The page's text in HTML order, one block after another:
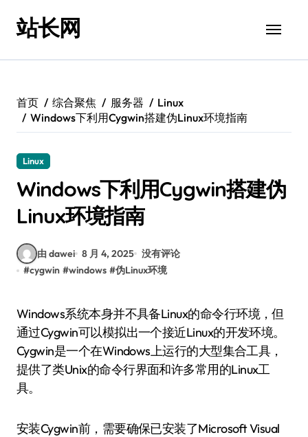
站长网
首页 综合聚焦 服务器
Linux
Windows下利用Cygwin搭建伪Linux环境指南
Linux
Windows下利用Cygwin搭建伪
Linux环境指南
由 dawei 8 月 4, 2025 没有评论
#cygwin #windows #伪Linux环境
Windows系统本身并不具备Linux的命令行环境，但
通过Cygwin可以模拟出一个接近Linux的开发环境。
Cygwin是一个在Windows上运行的大型集合工具，
提供了类Unix的命令行界面和许多常用的Linux工
具。
安装Cygwin前，需要确保已安装了Microsoft Visual